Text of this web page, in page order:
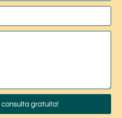
consulta gratuita!